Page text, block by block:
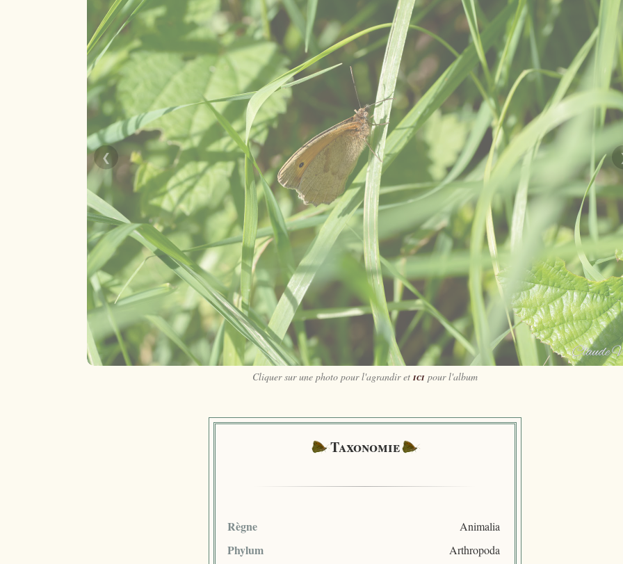
❮
Cliquer sur une photo pour l'agrandir et icipour l'album
Taxonomie
Règne Animalia
Phylum Arthropoda